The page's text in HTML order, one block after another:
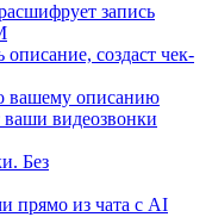
запись
создаст чек-
вашему описанию
видеозвонки
Без
прямо из чата с AI